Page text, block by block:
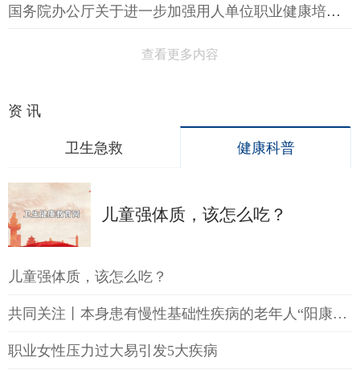
国务院办公厅关于进一步加强用人单位职业健康培训工作的通知
查看更多内容
资 讯
卫生急救 健康科普
儿童强体质，该怎么吃？
儿童强体质，该怎么吃？
共同关注丨本身患有慢性基础性疾病的老年人“阳康”后如何提高免疫力
职业女性压力过大易引发5大疾病